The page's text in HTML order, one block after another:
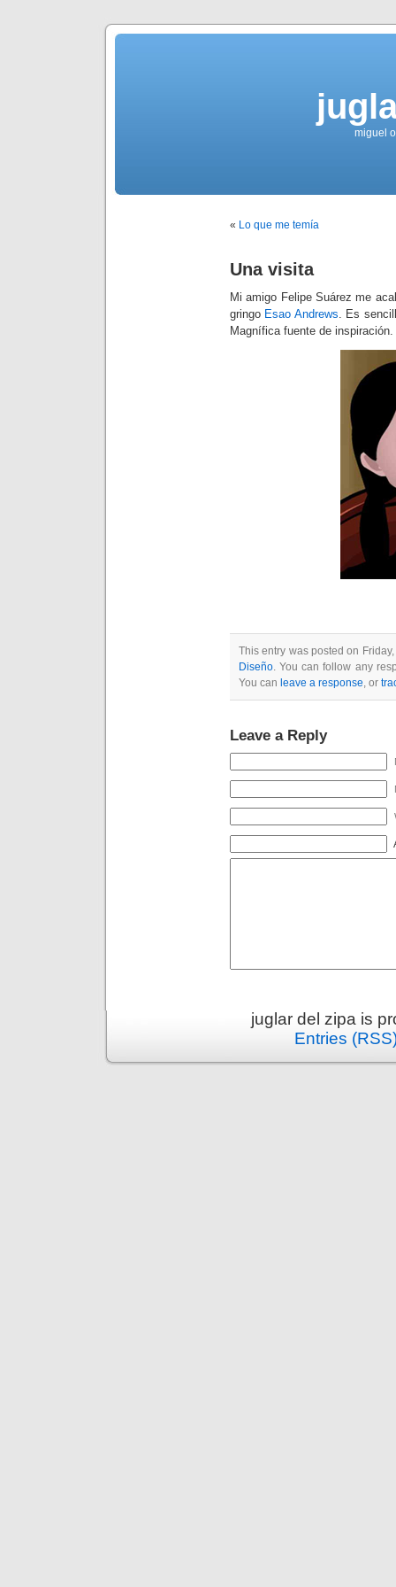
miguel
« Lo que me temía
Una visita
Mi amigo Felipe Suárez me
gringo Esao Andrews. Es
Magnífica fuente de inspiración.
This entry was posted on
Diseño. You can follow any
You can leave a response, or
Leave a Reply
juglar del zipa is
Entries